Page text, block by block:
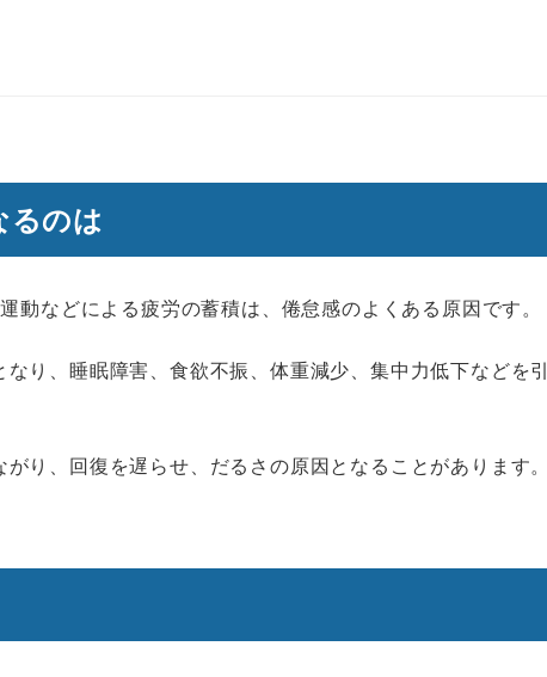
るのは
動などによる疲労の蓄積は、倦怠感のよくある原因です。
り、睡眠障害、食欲不振、体重減少、集中力低下などを引
り、回復を遅らせ、だるさの原因となることがあります。